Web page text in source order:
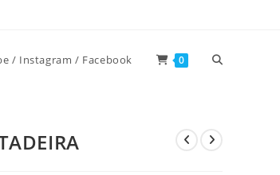
/ Instagram / Facebook 0 Alternar